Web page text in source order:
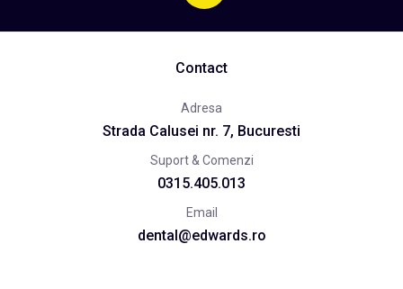
Contact
Adresa
Strada Calusei nr. 7, Bucuresti
Suport & Comenzi
0315.405.013
Email
dental@edwards.ro